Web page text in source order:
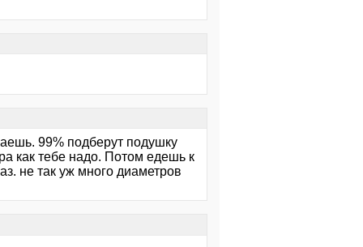
99% подберут подушку
как тебе надо. Потом едешь к
не так уж много диаметров